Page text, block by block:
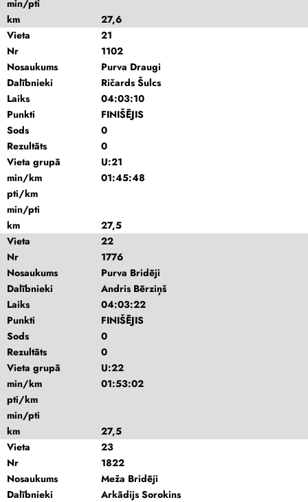
min/pti
km
27,6
Vieta
21
Nr
1102
Nosaukums
Purva Draugi
Dalībnieki
Ričards Šulcs
Laiks
04:03:10
Punkti
FINIŠĒJIS
Sods
0
Rezultāts
0
Vieta grupā
U:21
min/km
01:45:48
pti/km
min/pti
km
27,5
Vieta
22
Nr
1776
Nosaukums
Purva Bridēji
Dalībnieki
Andris Bērziņš
Laiks
04:03:22
Punkti
FINIŠĒJIS
Sods
0
Rezultāts
0
Vieta grupā
U:22
min/km
01:53:02
pti/km
min/pti
km
27,5
Vieta
23
Nr
1822
Nosaukums
Meža Bridēji
Dalībnieki
Arkādijs Sorokins